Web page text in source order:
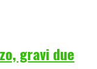
gravi due